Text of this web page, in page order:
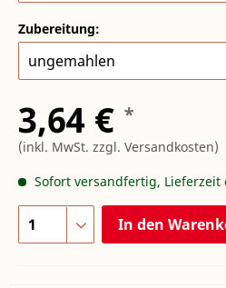
Zubereitung:
3,64 € *
(inkl. MwSt. zzgl. Versandkosten)
Sofort versandfertig, Lieferzeit
In den